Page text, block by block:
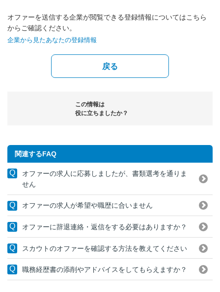
オファーを送信する企業が閲覧できる登録情報についてはこちら
からご確認ください。
企業から見たあなたの登録情報
戻る
この情報は
役に立ちましたか？
関連するFAQ
オファーの求人に応募しましたが、書類選考を通りま
せん
オファーの求人が希望や職歴に合いません
オファーに辞退連絡・返信をする必要はありますか？
スカウトのオファーを確認する方法を教えてください
職務経歴書の添削やアドバイスをしてもらえますか？